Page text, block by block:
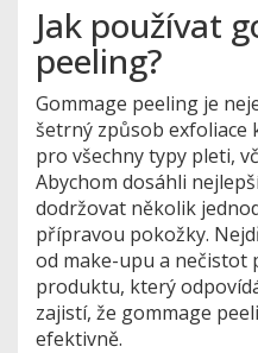
Jak používat
peeling?
Gommage peeling je
šetrný způsob exfoliace
pro všechny typy pleti,
Abychom dosáhli
dodržovat několik
přípravou pokožky.
od make-upu a nečistot
produktu, který
zajistí, že gommage
efektivně.